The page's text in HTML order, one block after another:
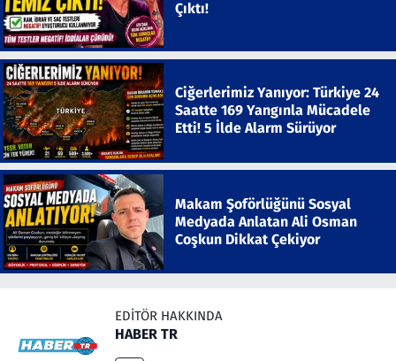
Çıktı!
Ciğerlerimiz Yanıyor: Türkiye 24
Saatte 169 Yangınla Mücadele
Etti! 5 İlde Alarm Sürüyor
Makam Şoförlüğünü Sosyal
Medyada Anlatan Ali Osman
Coşkun Dikkat Çekiyor
EDITÖR HAKKINDA
HABER TR